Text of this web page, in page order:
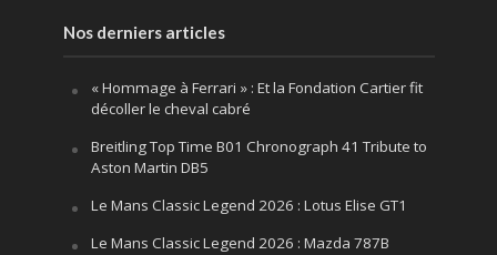
Nos derniers articles
« Hommage à Ferrari » : Et la Fondation Cartier fit
décoller le cheval cabré
Breitling Top Time B01 Chronograph 41 Tribute to
Aston Martin DB5
Le Mans Classic Legend 2026 : Lotus Elise GT1
Le Mans Classic Legend 2026 : Mazda 787B